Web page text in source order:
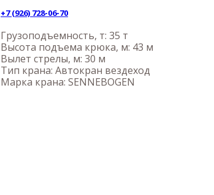
+7 (926) 728-06-70
Грузоподъемность, т: 35 т
Высота подъема крюка, м: 43 м
Вылет стрелы, м: 30 м
Тип крана: Автокран вездеход
Марка крана: SENNEBOGEN